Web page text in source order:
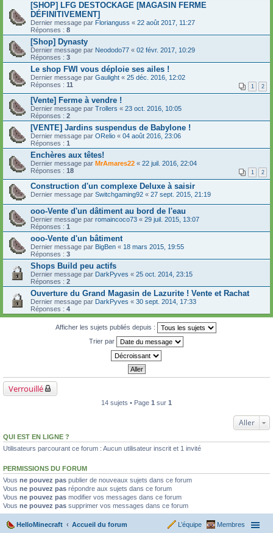
[SHOP] LFG DESTOCKAGE [MAGASIN FERME
DÉFINITIVEMENT]
Dernier message par Florianguss « 22 août 2017, 11:27
Réponses : 8
[Shop] Dynasty
Dernier message par Neododo77 « 02 févr. 2017, 10:29
Réponses : 3
Le shop FWI vous déploie ses ailes !
Dernier message par Gaulight « 25 déc. 2016, 12:02
Réponses : 11 1 2
[Vente] Ferme à vendre !
Dernier message par Trollers « 23 oct. 2016, 10:05
Réponses : 2
[VENTE] Jardins suspendus de Babylone !
Dernier message par ORelio « 04 août 2016, 23:06
Réponses : 1
Enchères aux têtes!
Dernier message par MrAmares22 « 22 juil. 2016, 22:04
Réponses : 18 1 2
Construction d'un complexe Deluxe à saisir
Dernier message par Switchgaming92 « 27 sept. 2015, 21:19
ooo-Vente d'un dâtiment au bord de l'eau
Dernier message par romaincoco73 « 29 juil. 2015, 13:07
Réponses : 1
ooo-Vente d'un bâtiment
Dernier message par BigBen « 18 mars 2015, 19:55
Réponses : 3
Shops Build peu actifs
Dernier message par DarkPyves « 25 oct. 2014, 23:15
Réponses : 2
Ouverture du Grand Magasin de Lazurite ! Vente et Rachat
Dernier message par DarkPyves « 30 sept. 2014, 17:33
Réponses : 4
Afficher les sujets publiés depuis :
Trier par
Verrouillé
14 sujets • Page 1 sur 1
Aller
QUI EST EN LIGNE ?
Utilisateurs parcourant ce forum : Aucun utilisateur inscrit et 1 invité
PERMISSIONS DU FORUM
Vous ne pouvez pas publier de nouveaux sujets dans ce forum
Vous ne pouvez pas répondre aux sujets dans ce forum
Vous ne pouvez pas modifier vos messages dans ce forum
Vous ne pouvez pas supprimer vos messages dans ce forum
HelloMinecraft Accueil du forum Membres
L’équipe